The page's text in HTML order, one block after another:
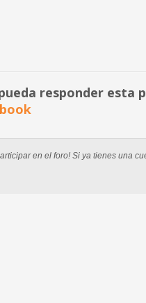
responder esta
en el foro! Si ya tienes una